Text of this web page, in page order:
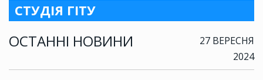
СТУДІЯ ГІТУ
ОСТАННІ НОВИНИ
27 ВЕРЕСНЯ
2024